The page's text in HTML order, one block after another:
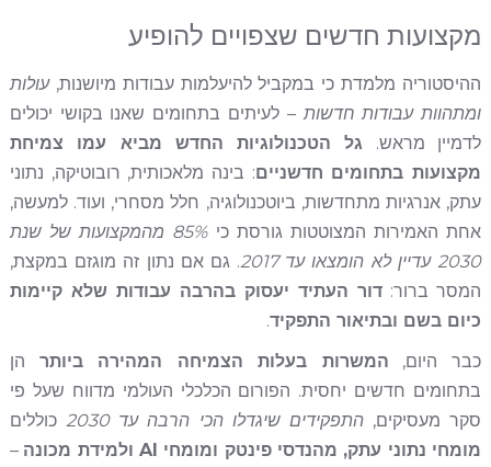
מקצועות חדשים שצפויים להופיע
ההיסטוריה מלמדת כי במקביל להיעלמות עבודות מיושנות,עולות
ומתהוות עבודות חדשות– לעיתים בתחומים שאנו בקושי יכולים
לדמיין מראש. גל הטכנולוגיות החדש מביא עמו צמיחת
מקצועות בתחומים חדשניים: בינה מלאכותית, רובוטיקה, נתוני
עתק, אנרגיות מתחדשות, ביוטכנולוגיה, חלל מסחרי, ועוד. למעשה,
אחת האמירות המצוטטות גורסת כי
85% מהמקצועות של שנת
2030 עדיין לא הומצאו עד 2017
. גם אם נתון זה מוגזם במקצת,
המסר ברור: דור העתיד יעסוק בהרבה עבודות שלא קיימות
כיום בשם ובתיאור התפקיד.
כבר היום, המשרות בעלות הצמיחה המהירה ביותר הן
בתחומים חדשים יחסית. הפורום הכלכלי העולמי מדווח שעל פי
סקר מעסיקים,התפקידים שיגדלו הכי הרבה עד 2030
כוללים
מומחי נתוני עתק, מהנדסי פינטק ומומחי AI ולמידת מכונה
–